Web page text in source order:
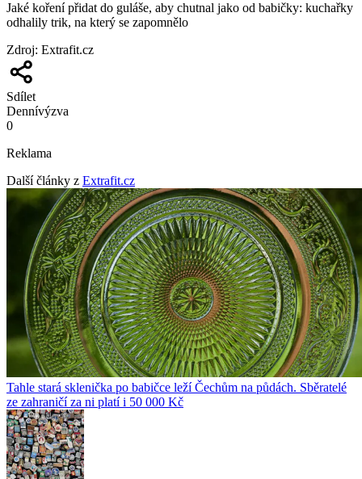
Jaké koření přidat do guláše, aby chutnal jako od babičky: kuchařky
odhalily trik, na který se zapomnělo
Zdroj: Extrafit.cz
Sdílet
Dennívýzva
0
Reklama
Další články z Extrafit.cz
Tahle stará sklenička po babičce leží Čechům na půdách. Sběratelé
ze zahraničí za ni platí i 50 000 Kč